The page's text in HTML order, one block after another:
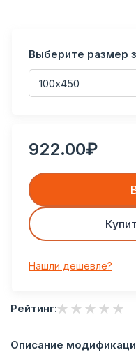
Выберите размер
922.00₽
Нашли дешевле?
Рейтинг:
Описание